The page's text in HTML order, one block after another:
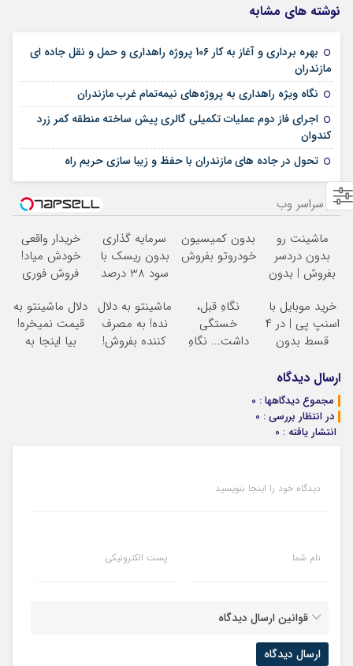
نوشته های مشابه
بهره برداری و آغاز به کار 106 پروژه راهداری و حمل و نقل جاده ای
مازندران
نگاه ویژه راهداری به پروژه‌های نیمه‌تمام غرب مازندران
اجرای فاز دوم عملیات تکمیلی گالری پیش ساخته منطقه کمر زرد
کندوان
تحول در جاده های مازندران با حفظ و زیبا سازی حریم راه
از سراسر وب
ماشینت رو
بدون دردسر
بفروش | بدون
بدون کمیسیون
خودروتو بفروش
سرمایه گذاری
بدون ریسک با
سود 38 درصد
خریدار واقعی
خودش میاد!
فروش فوری
مکانیک
خرید موبایل با
اسنپ پی | در ۴
قسط بدون
نگاهِ قبل،
خستگی
داشت... نگاهِ
ماشینتو به دلال
نده! به مصرف
کننده بفروش!
دلال ماشینتو به
قیمت نمیخره!
بیا اینجا به
ارسال دیدگاه
مجموع دیدگاهها : 0
در انتظار بررسی : 0
انتشار یافته : 0
دیدگاه خود را اینجا بنویسید
نام شما پست الکترونیکی
قوانین ارسال دیدگاه